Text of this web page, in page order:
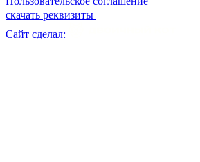
скачать реквизиты
Сайт сделал: